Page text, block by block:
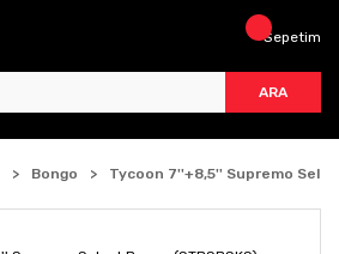
ARA
Sepetim
Bongo Tycoon 7''+8,5'' Supremo